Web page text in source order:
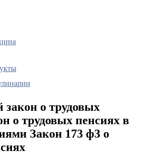
о трудовых
о трудовых пенсиях в
Закон 173 ф3 о